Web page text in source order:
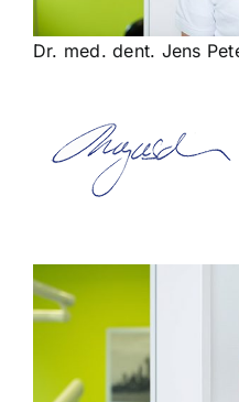
Dr. med. dent. Jens